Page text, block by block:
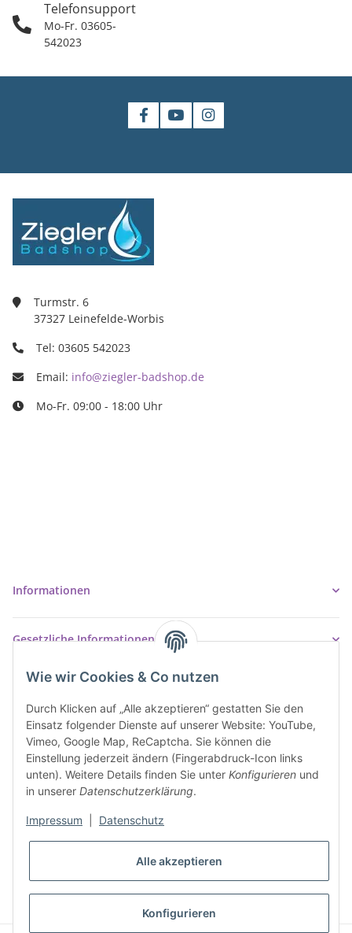
Wie wir Cookies & Co nutzen
Durch Klicken auf „Alle akzeptieren“ gestatten Sie den
Einsatz folgender Dienste auf unserer Website: YouTube,
Vimeo, Google Map, ReCaptcha. Sie können die
Einstellung jederzeit ändern (Fingerabdruck-Icon links
unten). Weitere Details finden Sie unter Konfigurieren und
in unserer Datenschutzerklärung.
Impressum Datenschutz
Alle akzeptieren
Konfigurieren
Telefonsupport
Mo-Fr. 03605-
542023
Turmstr. 6
37327 Leinefelde-Worbis
Tel: 03605 542023
Email: info@ziegler-badshop.de
Mo-Fr. 09:00 - 18:00 Uhr
Informationen
Gesetzliche Informationen
* Alle Preise inkl. gesetzlicher USt., inkl.
VERTRAG WIDERRUFEN